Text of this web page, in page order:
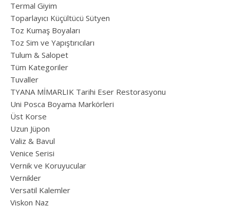
Termal Giyim
Toparlayıcı Küçültücü Sütyen
Toz Kumaş Boyaları
Toz Sim ve Yapıştırıcıları
Tulum & Salopet
Tüm Kategoriler
Tuvaller
TYANA MİMARLIK Tarihi Eser Restorasyonu
Uni Posca Boyama Markörleri
Üst Korse
Uzun Jüpon
Valiz & Bavul
Venice Serisi
Vernik ve Koruyucular
Vernikler
Versatil Kalemler
Viskon Naz